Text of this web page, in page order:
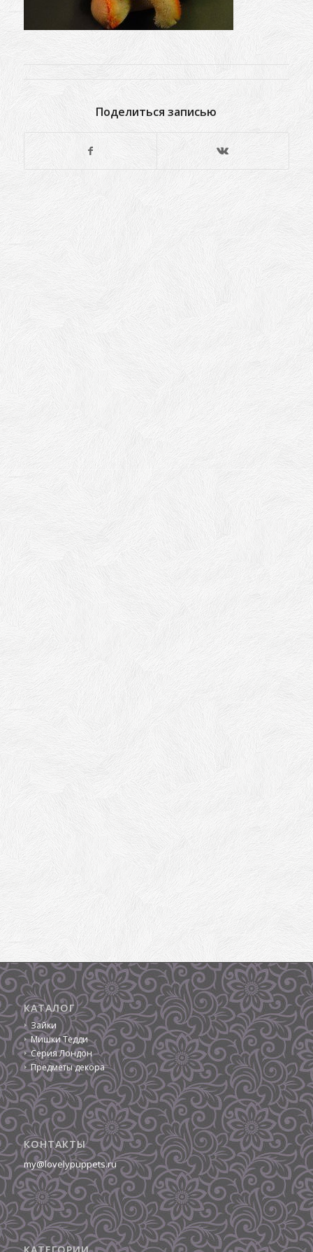
Поделиться записью
КАТАЛОГ
Зайки
Мишки Тедди
Серия Лондон
Предметы декора
КОНТАКТЫ
my@lovelypuppets.ru
КАТЕГОРИИ